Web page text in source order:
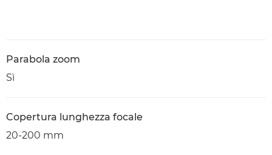
Parabola zoom
Sì
Copertura lunghezza focale
20-200 mm